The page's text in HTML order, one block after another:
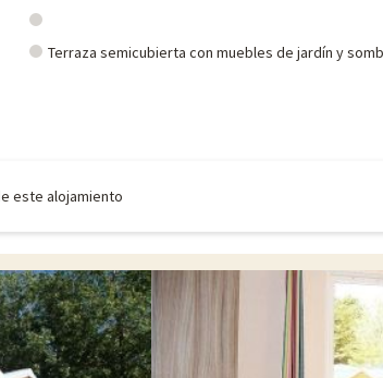
Terraza semicubierta con muebles de jardín y
este alojamiento